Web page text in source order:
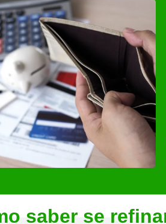
saber se